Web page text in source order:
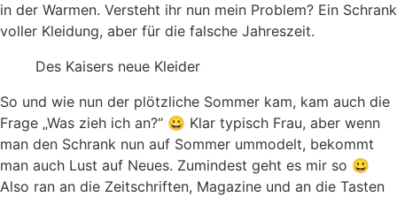
in der Warmen. Versteht ihr nun mein Problem? Ein Schrank
voller Kleidung, aber für die falsche Jahreszeit.
Des Kaisers neue Kleider
So und wie nun der plötzliche Sommer kam, kam auch die
Frage „Was zieh ich an?“ 😀 Klar typisch Frau, aber wenn
man den Schrank nun auf Sommer ummodelt, bekommt
man auch Lust auf Neues. Zumindest geht es mir so 😀
Also ran an die Zeitschriften, Magazine und an die Tasten